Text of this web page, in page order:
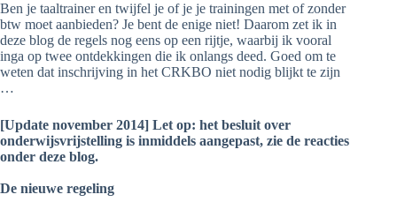
Ben je taaltrainer en twijfel je of je je trainingen met of zonder
btw moet aanbieden? Je bent de enige niet! Daarom zet ik in
deze blog de regels nog eens op een rijtje, waarbij ik vooral
inga op twee ontdekkingen die ik onlangs deed. Goed om te
weten dat inschrijving in het CRKBO niet nodig blijkt te zijn
…
[Update november 2014] Let op: het besluit over
onderwijsvrijstelling is inmiddels aangepast, zie de reacties
onder deze blog.
De nieuwe regeling